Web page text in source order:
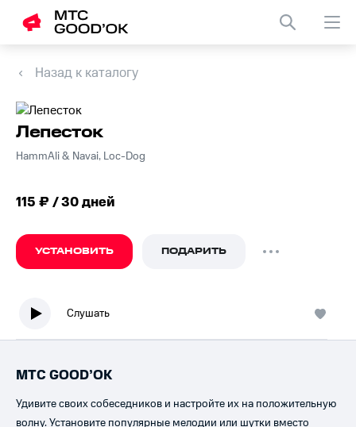
Назад к каталогу
Лепесток
HammAli & Navai, Loc-Dog
115 ₽ / 30 дней
УСТАНОВИТЬ ПОДАРИТЬ
Слушать
МТС GOOD’OK
Удивите своих собеседников и настройте их на положительную
волну. Установите популярные мелодии или шутки вместо